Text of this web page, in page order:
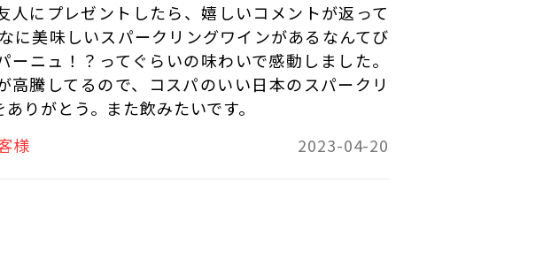
人にプレゼントしたら、嬉しいコメントが返って
に美味しいスパークリングワインがあるなんてび
ーニュ！？ってぐらいの味わいで感動しました。
高騰してるので、コスパのいい日本のスパークリ
りがとう。また飲みたいです。
様 2023-04-20